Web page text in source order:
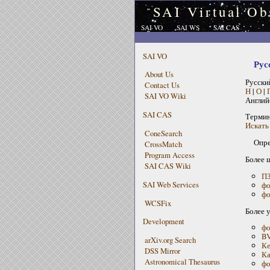
SAI Virtual
SAI VO SAI WS SAI CAS
SAI VO
About Us
Contact Us
SAI VO Wiki
SAI CAS
ConeSearch
CrossMatch
Program Access
SAI CAS Wiki
SAI Web Services
WCSFix
Development
arXiv.org Search
DSS Mirror
Astronomical Thesaurus
Н| О|
Более
Более